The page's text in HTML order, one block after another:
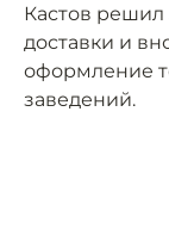
Кастов решил
доставки и
оформление
заведений.